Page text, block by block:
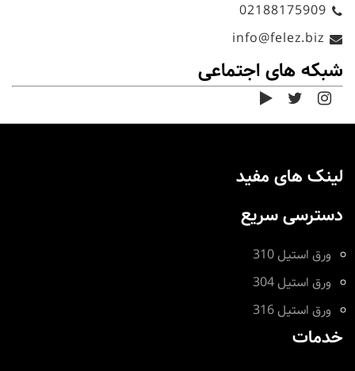
02188175909
info@felez.biz
شبکه های اجتماعی
لینک های مفید
دسترسی سریع
ورق استیل 310
ورق استیل 304
ورق استیل 316
خدمات